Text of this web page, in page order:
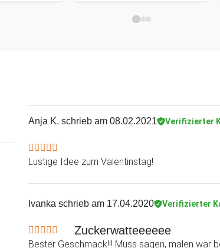
Anja K. schrieb am 08.02.2021 Verifizierter
Lustige Idee zum Valentinstag!
Ivanka schrieb am 17.04.2020 Verifizierter
Zuckerwatteeeeee
Bester Geschmack!!! Muss sagen, malen war